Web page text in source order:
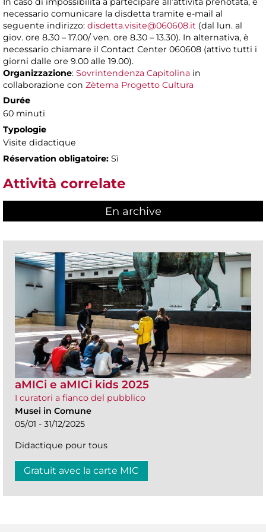
necessario comunicare la disdetta tramite e-mail al
seguente indirizzo: disdetta.visite@060608.it (dal lun. al
giov. ore 8.30 – 17.00/ ven. ore 8.30 – 13.30). In alternativa, è
necessario chiamare il Contact Center 060608 (attivo tutti i
giorni dalle ore 9.00 alle 19.00).
Organizzazione: Sovrintendenza Capitolina in
collaborazione con Zètema Progetto Cultura
Durée
60 minuti
Typologie
Visite didactique
Réservation obligatoire: Sì
Attività correlate
En archive
aMICi e aMICi kids 2025
I curatori a fianco del pubblico
Musei in Comune
05/01 - 31/12/2025
Didactique pour tous
Gratuit avec la carte MIC